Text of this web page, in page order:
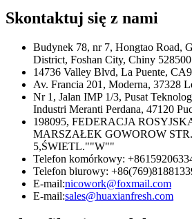
Skontaktuj się z nami
Budynek 78, nr 7, Hongtao Road,
District, Foshan City, Chiny 528500
14736 Valley Blvd, La Puente,
Av. Francia 201, Moderna, 37328
Nr 1, Jalan IMP 1/3, Pusat
Industri Meranti Perdana, 47120
198095, FEDERACJA
MARSZAŁEK GOWOROW
5,ŚWIETL.""W""
Telefon komórkowy:
Telefon biurowy:
E-mail:nicowork@foxmail.com
E-mail:sales@huaxianfresh.com